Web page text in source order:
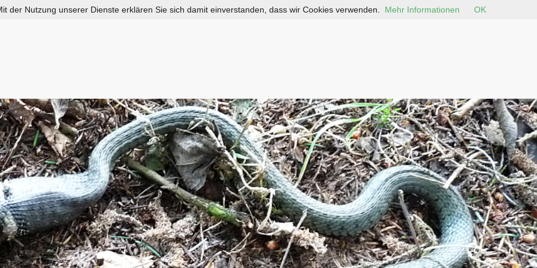
der Nutzung unserer Dienste erklären Sie sich damit einverstanden, dass wir Cookies verwenden. Mehr Informationen OK